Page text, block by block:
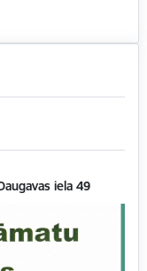
iela 49